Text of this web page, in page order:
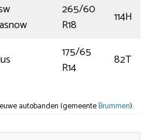
265/60
R18
114H
175/65
R14
82T
autobanden (gemeenteBrummen).